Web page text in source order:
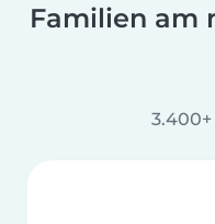
Familien am